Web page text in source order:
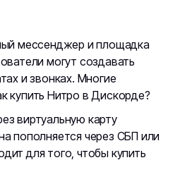
мессенджер и площадка
могут создавать
и звонках. Многие
купить Нитро в Дискорде?
виртуальную карту
пополняется через СБП или
для того, чтобы купить